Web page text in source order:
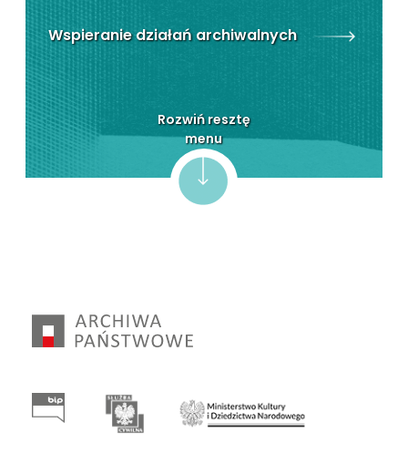
Wspieranie działań archiwalnych
Inwestycje budowlane
Archiwum Pandemii
Archiwum Dokumentów
ZoSIA
Rozwiń resztę
menu